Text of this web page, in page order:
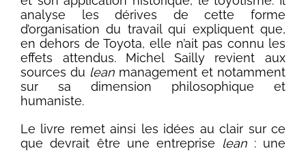
analyse les dérives de cette forme
d’organisation du travail qui expliquent que,
en dehors de Toyota, elle n’ait pas connu les
effets attendus. Michel Sailly revient aux
sources du leanmanagement et notamment
sur sa dimension philosophique et
humaniste.
Le livre remet ainsi les idées au clair sur ce
que devrait être une entreprise lean: une